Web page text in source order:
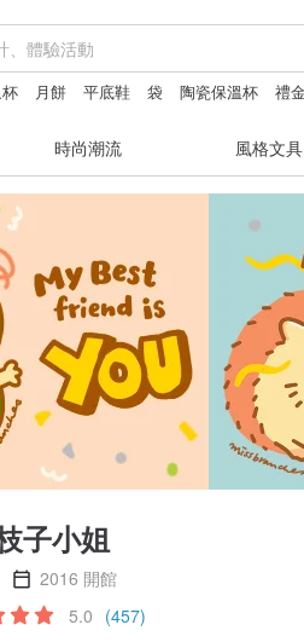
月餅 平底鞋 袋 陶瓷保溫杯 禮
時尚潮流 風格文具
子小姐
2016 開館
5.0 (457)